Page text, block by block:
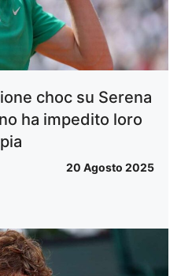
choc su Serena
ha impedito loro
20 Agosto 2025